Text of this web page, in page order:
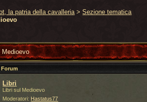
la patria della cavalleria >Sezione tematica
Forum
Libri
Libri sul Medioevo
Moderatori: Hastatus77